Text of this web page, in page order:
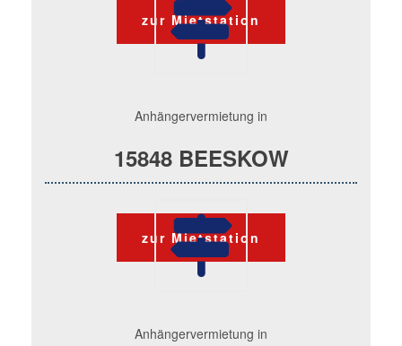
zur Mietstation
Anhängervermietung in
15848 BEESKOW
zur Mietstation
Anhängervermietung in